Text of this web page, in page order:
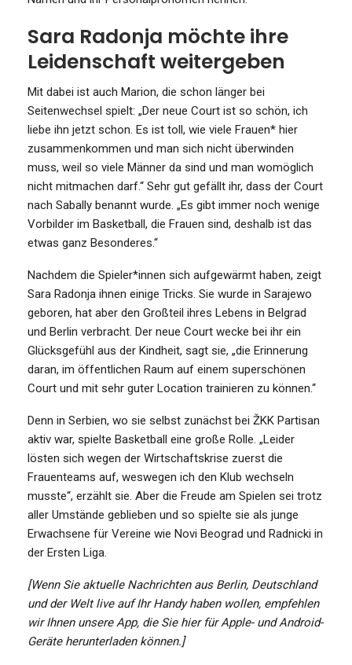
Sara Radonja möchte ihre
Leidenschaft weitergeben
Mit dabei ist auch Marion, die schon länger bei
Seitenwechsel spielt: „Der neue Court ist so schön, ich
liebe ihn jetzt schon. Es ist toll, wie viele Frauen* hier
zusammenkommen und man sich nicht überwinden
muss, weil so viele Männer da sind und man womöglich
nicht mitmachen darf.“ Sehr gut gefällt ihr, dass der Court
nach Sabally benannt wurde. „Es gibt immer noch wenige
Vorbilder im Basketball, die Frauen sind, deshalb ist das
etwas ganz Besonderes.“
Nachdem die Spieler*innen sich aufgewärmt haben, zeigt
Sara Radonja ihnen einige Tricks. Sie wurde in Sarajewo
geboren, hat aber den Großteil ihres Lebens in Belgrad
und Berlin verbracht. Der neue Court wecke bei ihr ein
Glücksgefühl aus der Kindheit, sagt sie, „die Erinnerung
daran, im öffentlichen Raum auf einem superschönen
Court und mit sehr guter Location trainieren zu können.“
Denn in Serbien, wo sie selbst zunächst bei ŽKK Partisan
aktiv war, spielte Basketball eine große Rolle. „Leider
lösten sich wegen der Wirtschaftskrise zuerst die
Frauenteams auf, weswegen ich den Klub wechseln
musste“, erzählt sie. Aber die Freude am Spielen sei trotz
aller Umstände geblieben und so spielte sie als junge
Erwachsene für Vereine wie Novi Beograd und Radnicki in
der Ersten Liga.
[Wenn Sie aktuelle Nachrichten aus Berlin, Deutschland
und der Welt live auf Ihr Handy haben wollen, empfehlen
wir Ihnen unsere App, die Sie hier für Apple- und Android-
Geräte herunterladen können.]